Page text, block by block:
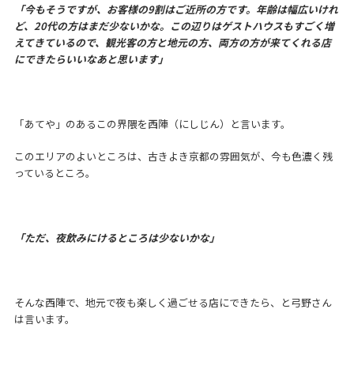
「今もそうですが、お客様の9割はご近所の方です。年齢は幅広いけれ
ど、20代の方はまだ少ないかな。この辺りはゲストハウスもすごく増
えてきているので、観光客の方と地元の方、両方の方が来てくれる店
にできたらいいなあと思います」
「あてや」のあるこの界隈を西陣（にしじん）と言います。
このエリアのよいところは、古きよき京都の雰囲気が、今も色濃く残
っているところ。
「ただ、夜飲みにけるところは少ないかな」
そんな西陣で、地元で夜も楽しく過ごせる店にできたら、と弓野さん
は言います。